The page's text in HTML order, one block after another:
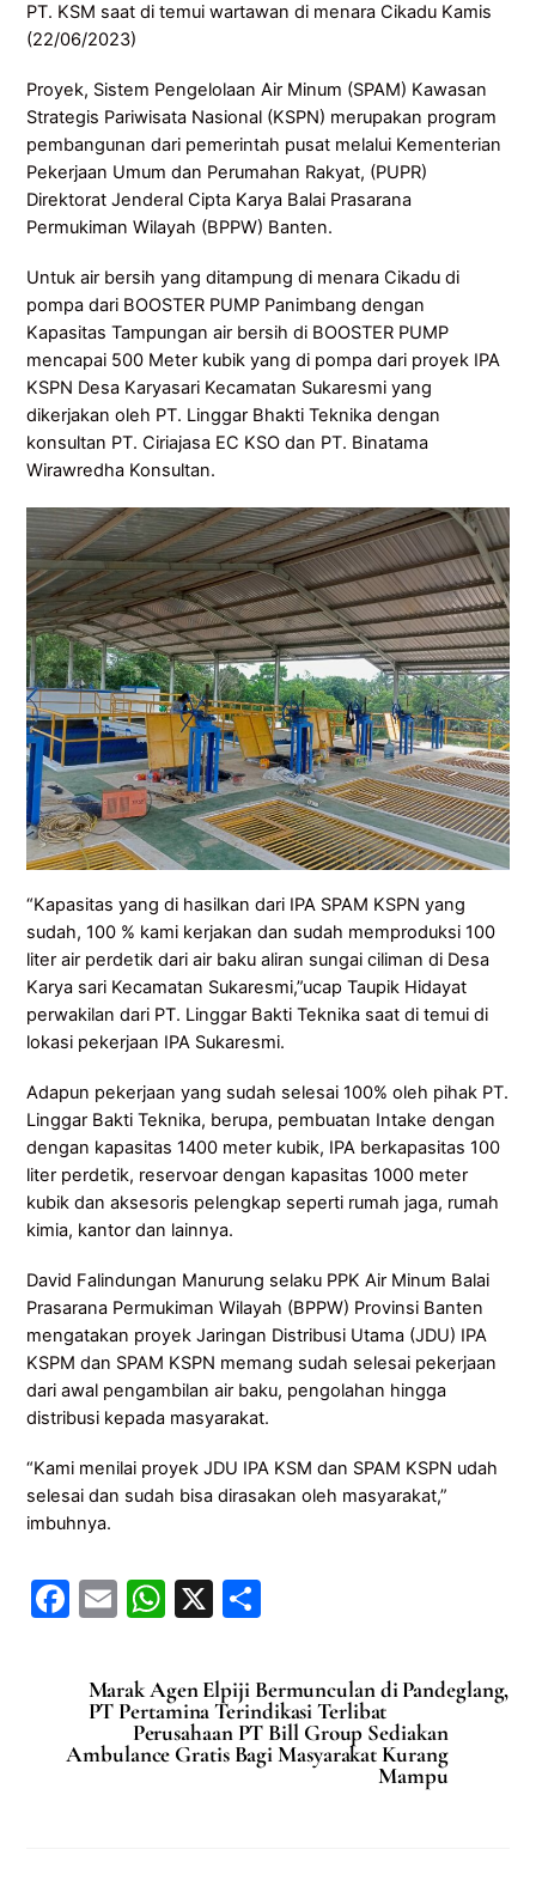
PT. KSM saat di temui wartawan di menara Cikadu Kamis
(22/06/2023)
Proyek, Sistem Pengelolaan Air Minum (SPAM) Kawasan
Strategis Pariwisata Nasional (KSPN) merupakan program
pembangunan dari pemerintah pusat melalui Kementerian
Pekerjaan Umum dan Perumahan Rakyat, (PUPR)
Direktorat Jenderal Cipta Karya Balai Prasarana
Permukiman Wilayah (BPPW) Banten.
Untuk air bersih yang ditampung di menara Cikadu di
pompa dari BOOSTER PUMP Panimbang dengan
Kapasitas Tampungan air bersih di BOOSTER PUMP
mencapai 500 Meter kubik yang di pompa dari proyek IPA
KSPN Desa Karyasari Kecamatan Sukaresmi yang
dikerjakan oleh PT. Linggar Bhakti Teknika dengan
konsultan PT. Ciriajasa EC KSO dan PT. Binatama
Wirawredha Konsultan.
“Kapasitas yang di hasilkan dari IPA SPAM KSPN yang
sudah, 100 % kami kerjakan dan sudah memproduksi 100
liter air perdetik dari air baku aliran sungai ciliman di Desa
Karya sari Kecamatan Sukaresmi,”ucap Taupik Hidayat
perwakilan dari PT. Linggar Bakti Teknika saat di temui di
lokasi pekerjaan IPA Sukaresmi.
Adapun pekerjaan yang sudah selesai 100% oleh pihak PT.
Linggar Bakti Teknika, berupa, pembuatan Intake dengan
dengan kapasitas 1400 meter kubik, IPA berkapasitas 100
liter perdetik, reservoar dengan kapasitas 1000 meter
kubik dan aksesoris pelengkap seperti rumah jaga, rumah
kimia, kantor dan lainnya.
David Falindungan Manurung selaku PPK Air Minum Balai
Prasarana Permukiman Wilayah (BPPW) Provinsi Banten
mengatakan proyek Jaringan Distribusi Utama (JDU) IPA
KSPM dan SPAM KSPN memang sudah selesai pekerjaan
dari awal pengambilan air baku, pengolahan hingga
distribusi kepada masyarakat.
“Kami menilai proyek JDU IPA KSM dan SPAM KSPN udah
selesai dan sudah bisa dirasakan oleh masyarakat,”
imbuhnya.
F
c
e
b
E
ai
l
W
at
s
A
X
ar
e
Marak Agen Elpiji Bermunculan di Pandeglang,
PT Pertamina Terindikasi Terlibat
Perusahaan PT Bill Group Sediakan
Ambulance Gratis Bagi Masyarakat Kurang
Mampu